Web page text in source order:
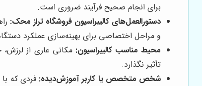
برای انجام صحیح فرآیند ضروری است.
دستورالعمل‌های کالیبراسیون فروشگاه تراز محک:
و مراحل اختصاصی برای بهینه‌سازی عملکرد
محیط مناسب کالیبراسیون: مکانی عاری از
تأثیر نگذارد.
شخص متخصص یا کاربر آموزش‌دیده: فردی که